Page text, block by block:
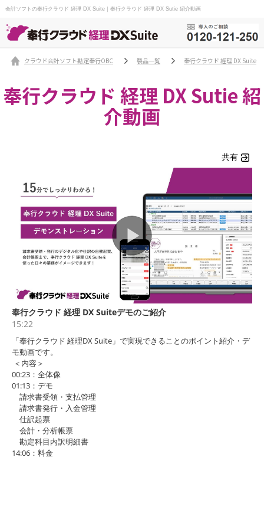
会計ソフトの奉行クラウド 経理 DX Suite｜奉行クラウド 経理 DX Sutie 紹介動画
クラウド会計ソフト勘定奉行OBC 製品一覧 奉行クラウド 経理 DX Suite
奉行クラウド 経理 DX Sutie 紹
介動画